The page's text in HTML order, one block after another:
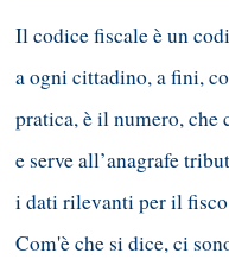
Il codice fiscale è un
a ogni cittadino, a fini,
pratica, è il numero, che
e serve all’anagrafe
i dati rilevanti per il fisco
Com'è che si dice, ci